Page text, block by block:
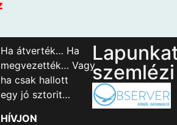
Ha átverték… Ha
megvezették… Vagy
ha csak hallott
egy jó sztorit…
HÍVJON
szemlézi